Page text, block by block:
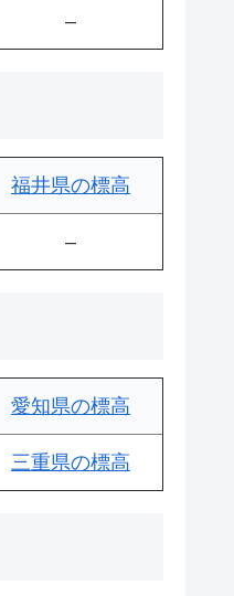
–
福井県の標高
–
愛知県の標高
三重県の標高